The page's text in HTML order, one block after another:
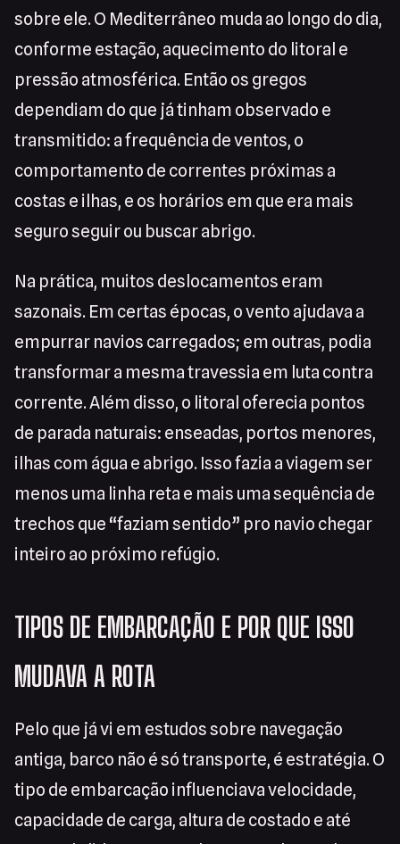
sobre ele. O Mediterrâneo muda ao longo do dia,
conforme estação, aquecimento do litoral e
pressão atmosférica. Então os gregos
dependiam do que já tinham observado e
transmitido: a frequência de ventos, o
comportamento de correntes próximas a
costas e ilhas, e os horários em que era mais
seguro seguir ou buscar abrigo.
Na prática, muitos deslocamentos eram
sazonais. Em certas épocas, o vento ajudava a
empurrar navios carregados; em outras, podia
transformar a mesma travessia em luta contra
corrente. Além disso, o litoral oferecia pontos
de parada naturais: enseadas, portos menores,
ilhas com água e abrigo. Isso fazia a viagem ser
menos uma linha reta e mais uma sequência de
trechos que “faziam sentido” pro navio chegar
inteiro ao próximo refúgio.
TIPOS DE EMBARCAÇÃO E POR QUE ISSO
MUDAVA A ROTA
Pelo que já vi em estudos sobre navegação
antiga, barco não é só transporte, é estratégia. O
tipo de embarcação influenciava velocidade,
capacidade de carga, altura de costado e até